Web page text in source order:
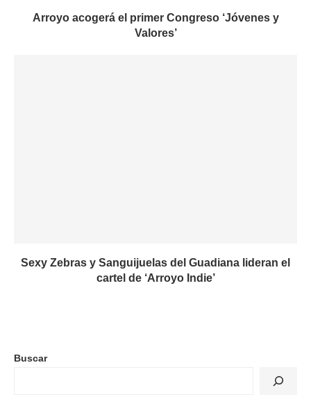
Arroyo acogerá el primer Congreso ‘Jóvenes y
Valores’
Sexy Zebras y Sanguijuelas del Guadiana lideran el
cartel de ‘Arroyo Indie’
Buscar